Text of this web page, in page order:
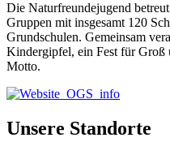
Die Naturfreundejugend
Gruppen mit insgesamt 120
Grundschulen. Gemeinsam
Kindergipfel, ein Fest für
Motto.
Unsere Standorte